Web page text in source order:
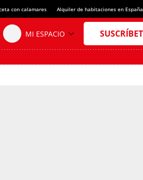
con calamares Alquiler de habitaciones en España